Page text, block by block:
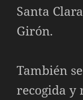
Santa
Girón.
También
recogida y